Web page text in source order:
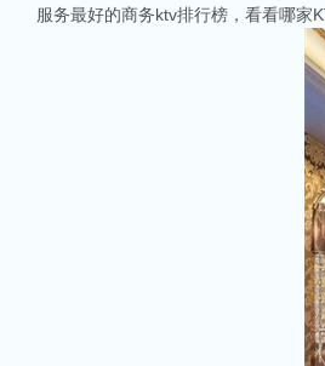
服务最好的商务ktv排行榜，看看哪家